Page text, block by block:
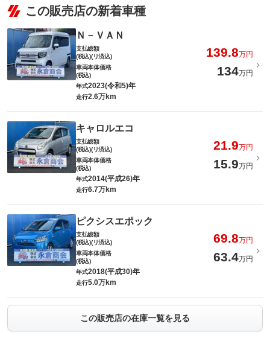
この販売店の新着車種
Ｎ－ＶＡＮ
支払総額
(税込)(リ済込)
139.8万円
車両本体価格
(税込)
134万円
年式2023(令和5)年
走行2.6万km
キャロルエコ
支払総額
(税込)(リ済込)
21.9万円
車両本体価格
(税込)
15.9万円
年式2014(平成26)年
走行6.7万km
ピクシスエポック
支払総額
(税込)(リ済込)
69.8万円
車両本体価格
(税込)
63.4万円
年式2018(平成30)年
走行5.0万km
この販売店の在庫一覧を見る